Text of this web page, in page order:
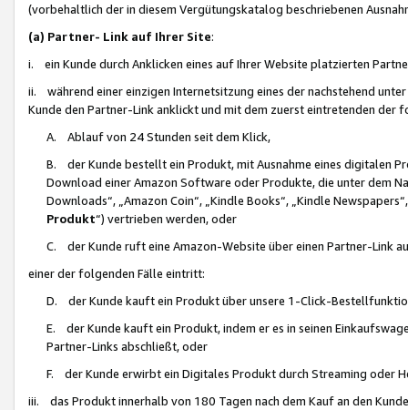
(vorbehaltlich der in diesem Vergütungskatalog beschriebenen
(a) Partner- Link auf Ihrer Site:
i. ein Kunde durch Anklicken eines auf Ihrer Website platzierten
ii. während einer einzigen Internetsitzung eines der nachstehend
Kunde den Partner-Link anklickt und mit dem zuerst eintretenden der
A. Ablauf von 24 Stunden seit dem Klick,
B. der Kunde bestellt ein Produkt, mit Ausnahme eines digitalen
Download einer Amazon Software oder Produkte, die unter dem
Downloads“, „Amazon Coin“, „Kindle Books“, „Kindle
Produkt“) vertrieben werden, oder
C. der Kunde ruft eine Amazon-Website über einen Partner-Link
einer der folgenden Fälle eintritt:
D. der Kunde kauft ein Produkt über unsere 1-Click-
E. der Kunde kauft ein Produkt, indem er es in seinen
Partner-Links abschließt, oder
F. der Kunde erwirbt ein Digitales Produkt durch Streaming oder
iii. das Produkt innerhalb von 180 Tagen nach dem Kauf an den